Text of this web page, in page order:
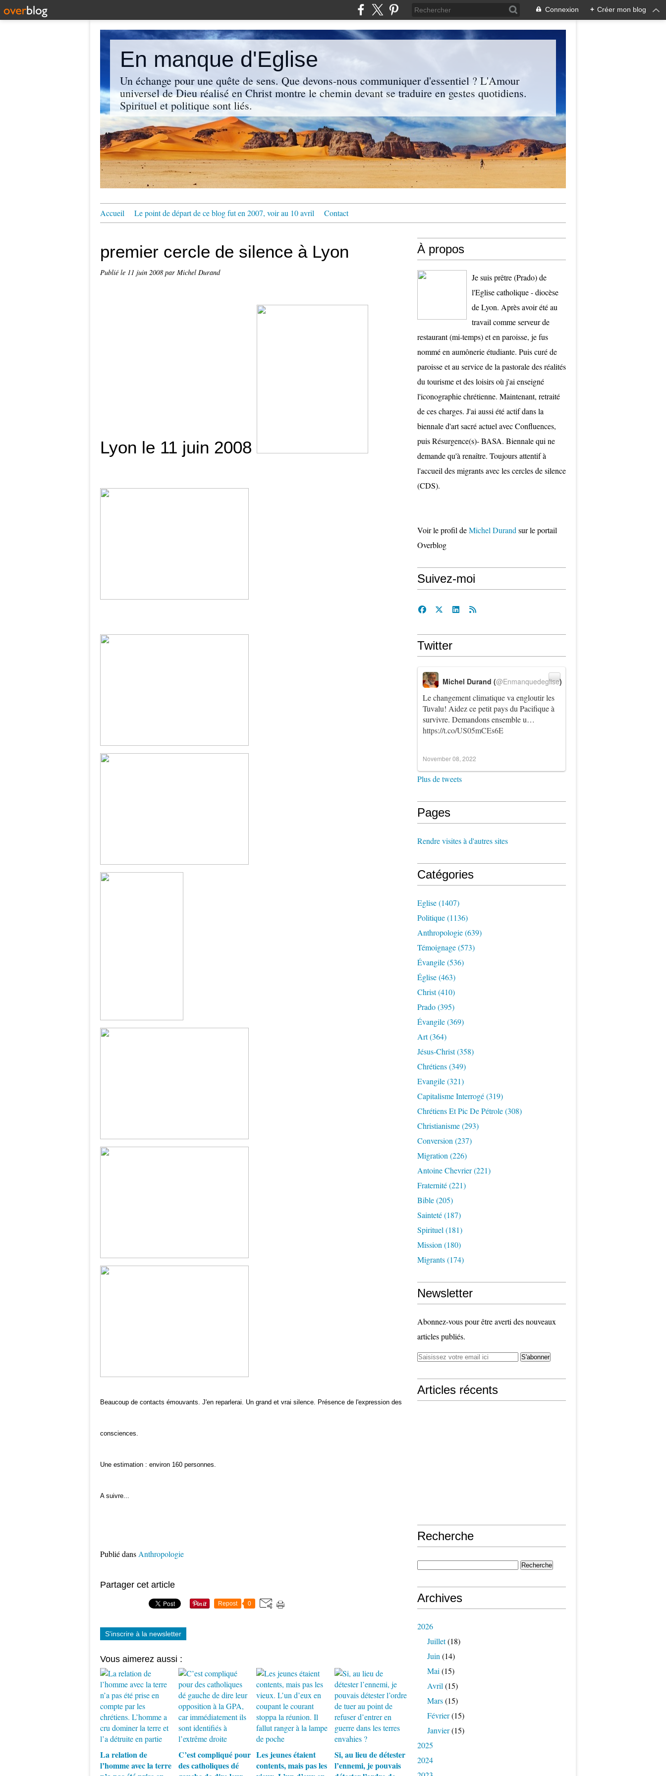
Connexion + Créer mon blog
En manque d'Eglise
Un échange pour une quête de sens. Que devons-nous communiquer d'essentiel ? L'Amour
universel de Dieu réalisé en Christ montre le chemin devant se traduire en gestes quotidiens.
Spirituel et politique sont liés.
Accueil Le point de départ de ce blog fut en 2007, voir au 10 avril Contact
premier cercle de silence à Lyon
Publié le 11 juin 2008 par Michel Durand
Lyon le 11 juin 2008
Beaucoup de contacts émouvants. J'en reparlerai. Un grand et vrai silence. Présence de l'expression des
consciences.
Une estimation : environ 160 personnes.
A suivre...
Publié dans Anthropologie
Partager cet article
Repost 0
S'inscrire à la newsletter
Vous aimerez aussi :
La relation de
l’homme avec la terre
C’est compliqué pour
des catholiques dé
Les jeunes étaient
contents, mais pas les
Si, au lieu de détester
l’ennemi, je pouvais
À propos
Je suis prêtre (Prado) de
l'Eglise catholique - diocèse
de Lyon. Après avoir été au
travail comme serveur de
restaurant (mi-temps) et en paroisse, je fus
nommé en aumônerie étudiante. Puis curé de
paroisse et au service de la pastorale des réalités
du tourisme et des loisirs où j'ai enseigné
l'iconographie chrétienne. Maintenant, retraité
de ces charges. J'ai aussi été actif dans la
biennale d'art sacré actuel avec Confluences,
puis Résurgence(s)- BASA. Biennale qui ne
demande qu'à renaître. Toujours attentif à
l'accueil des migrants avec les cercles de silence
(CDS).
Voir le profil deMichel Durand sur le portail
Overblog
Suivez-moi
Twitter
Le changement climatique va engloutir les
Tuvalu! Aidez ce petit pays du Pacifique à
survivre. Demandons ensemble u…
https://t.co/US05mCEs6E
Michel Durand (@Enmanquedeglise)
November 08, 2022
Plus de tweets
Pages
Rendre visites à d'autres sites
Catégories
Eglise(1407)
Politique(1136)
Anthropologie(639)
Témoignage(573)
Évangile(536)
Église(463)
Christ(410)
Prado(395)
Évangile(369)
Art(364)
Jésus-Christ(358)
Chrétiens(349)
Evangile(321)
Capitalisme Interrogé(319)
Chrétiens Et Pic De Pétrole(308)
Christianisme(293)
Conversion (237)
Migration (226)
Antoine Chevrier(221)
Fraternité(221)
Bible(205)
Sainteté(187)
Spirituel (181)
Mission (180)
Migrants(174)
Newsletter
Abonnez-vous pour être averti des nouveaux
articles publiés.
Articles récents
Recherche
Archives
2026
Juillet(18)
Juin (14)
Mai (15)
Avril (15)
Mars(15)
Février(15)
Janvier(15)
2025
2024